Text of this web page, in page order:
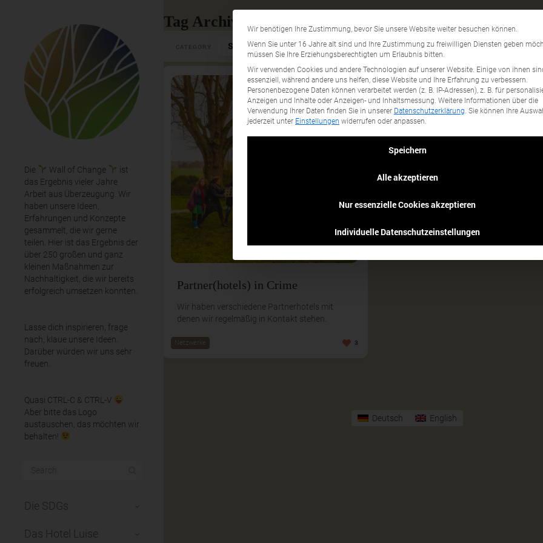
Die Wall of Change
ist
das Ergebnis vieler Jahre
Arbeit aus Überzeugung. Wir
haben unsere Ideen,
Erfahrungen und Konzepte
gesammelt, die wir gerne
teilen. Hier ist das Ergebnis der
über 250 großen und ganz
kleinen Maßnahmen zur
Nachhaltigkeit, die wir bereits
erfolgreich umsetzen konnten.
Lasse dich inspirieren, frage
nach, klaue unsere Ideen.
Darüber würden wir uns sehr
freuen.
Quasi CTRL-C & CTRL-V
Aber bitte das Logo
austauschen, das möchten wir
behalten!
Die SDGs
Das Hotel Luise
Tag Archives: SG 17
Select Category...
Partner(hotels) in Crime
Wir haben verschiedene Partnerhotels mit
denen wir regelmäßig in Kontakt stehen.
Netzwerke 3
Wir benötigen Ihre Zustimmung, bevor Sie unsere Website weiter besuchen können.
Wenn Sie unter 16 Jahre alt sind und Ihre Zustimmung zu freiwilligen Diensten geben
müssen Sie Ihre Erziehungsberechtigten um Erlaubnis bitten.
Wir verwenden Cookies und andere Technologien auf unserer Website. Einige von ihnen
essenziell, während andere uns helfen, diese Website und Ihre Erfahrung zu verbessern.
Personenbezogene Daten können verarbeitet werden (z. B. IP-Adressen), z. B. für
Anzeigen und Inhalte oder Anzeigen- und Inhaltsmessung. Weitere Informationen über die
Verwendung Ihrer Daten finden Sie in unserer Datenschutzerklärung. Sie können Ihre
jederzeit unter Einstellungen widerrufen oder anpassen.
Speichern
Alle akzeptieren
Nur essenzielle Cookies akzeptieren
Individuelle Datenschutzeinstellungen
Deutsch English